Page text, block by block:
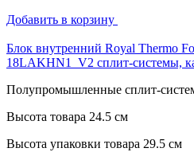
Добавить в корзину
Блок внутренний Royal Thermo
18LAKHN1_V2 сплит-системы,
Полупромышленные сплит-
Высота товара 24.5 см
Высота упаковки товара 29.5 см